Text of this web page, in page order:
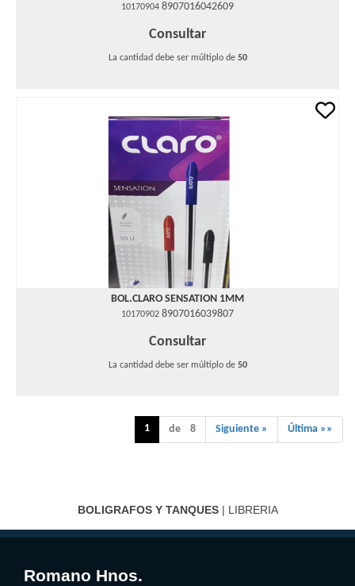
10170904 8907016042609
Consultar
La cantidad debe ser múltiplo de 50
BOL.CLARO SENSATION 1MM
10170902 8907016039807
Consultar
La cantidad debe ser múltiplo de 50
1 de 8 Siguiente » Última »»
BOLIGRAFOS Y TANQUES| LIBRERIA
Romano Hnos.